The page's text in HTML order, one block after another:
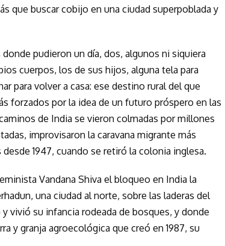
que buscar cobijo en una ciudad superpoblada y
pudieron un día, dos, algunos ni siquiera
cuerpos, los de sus hijos, alguna tela para
para volver a casa: ese destino rural del que
forzados por la idea de un futuro próspero en las
de India se vieron colmadas por millones
improvisaron la caravana migrante más
1947, cuando se retiró la colonia inglesa.
Vandana Shiva el bloqueo en India la
una ciudad al norte, sobre las laderas del
vivió su infancia rodeada de bosques, y donde
y granja agroecológica que creó en 1987, su